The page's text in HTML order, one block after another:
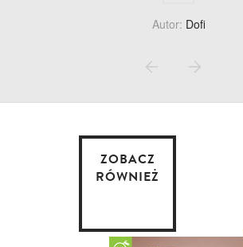
Autor: Dofi
ZOBACZ
RÓWNIEŻ